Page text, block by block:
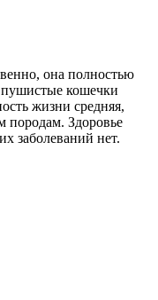
она полностью
пушистые кошечки
жизни средняя,
породам. Здоровье
заболеваний нет.